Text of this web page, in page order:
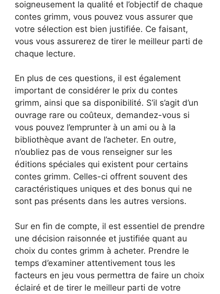
soigneusement la qualité et l’objectif de chaque
contes grimm, vous pouvez vous assurer que
votre sélection est bien justifiée. Ce faisant,
vous vous assurerez de tirer le meilleur parti de
chaque lecture.
En plus de ces questions, il est également
important de considérer le prix du contes
grimm, ainsi que sa disponibilité. S’il s’agit d’un
ouvrage rare ou coûteux, demandez-vous si
vous pouvez l’emprunter à un ami ou à la
bibliothèque avant de l’acheter. En outre,
n’oubliez pas de vous renseigner sur les
éditions spéciales qui existent pour certains
contes grimm. Celles-ci offrent souvent des
caractéristiques uniques et des bonus qui ne
sont pas présents dans les autres versions.
Sur en fin de compte, il est essentiel de prendre
une décision raisonnée et justifiée quant au
choix du contes grimm à acheter. Prendre le
temps d’examiner attentivement tous les
facteurs en jeu vous permettra de faire un choix
éclairé et de tirer le meilleur parti de votre